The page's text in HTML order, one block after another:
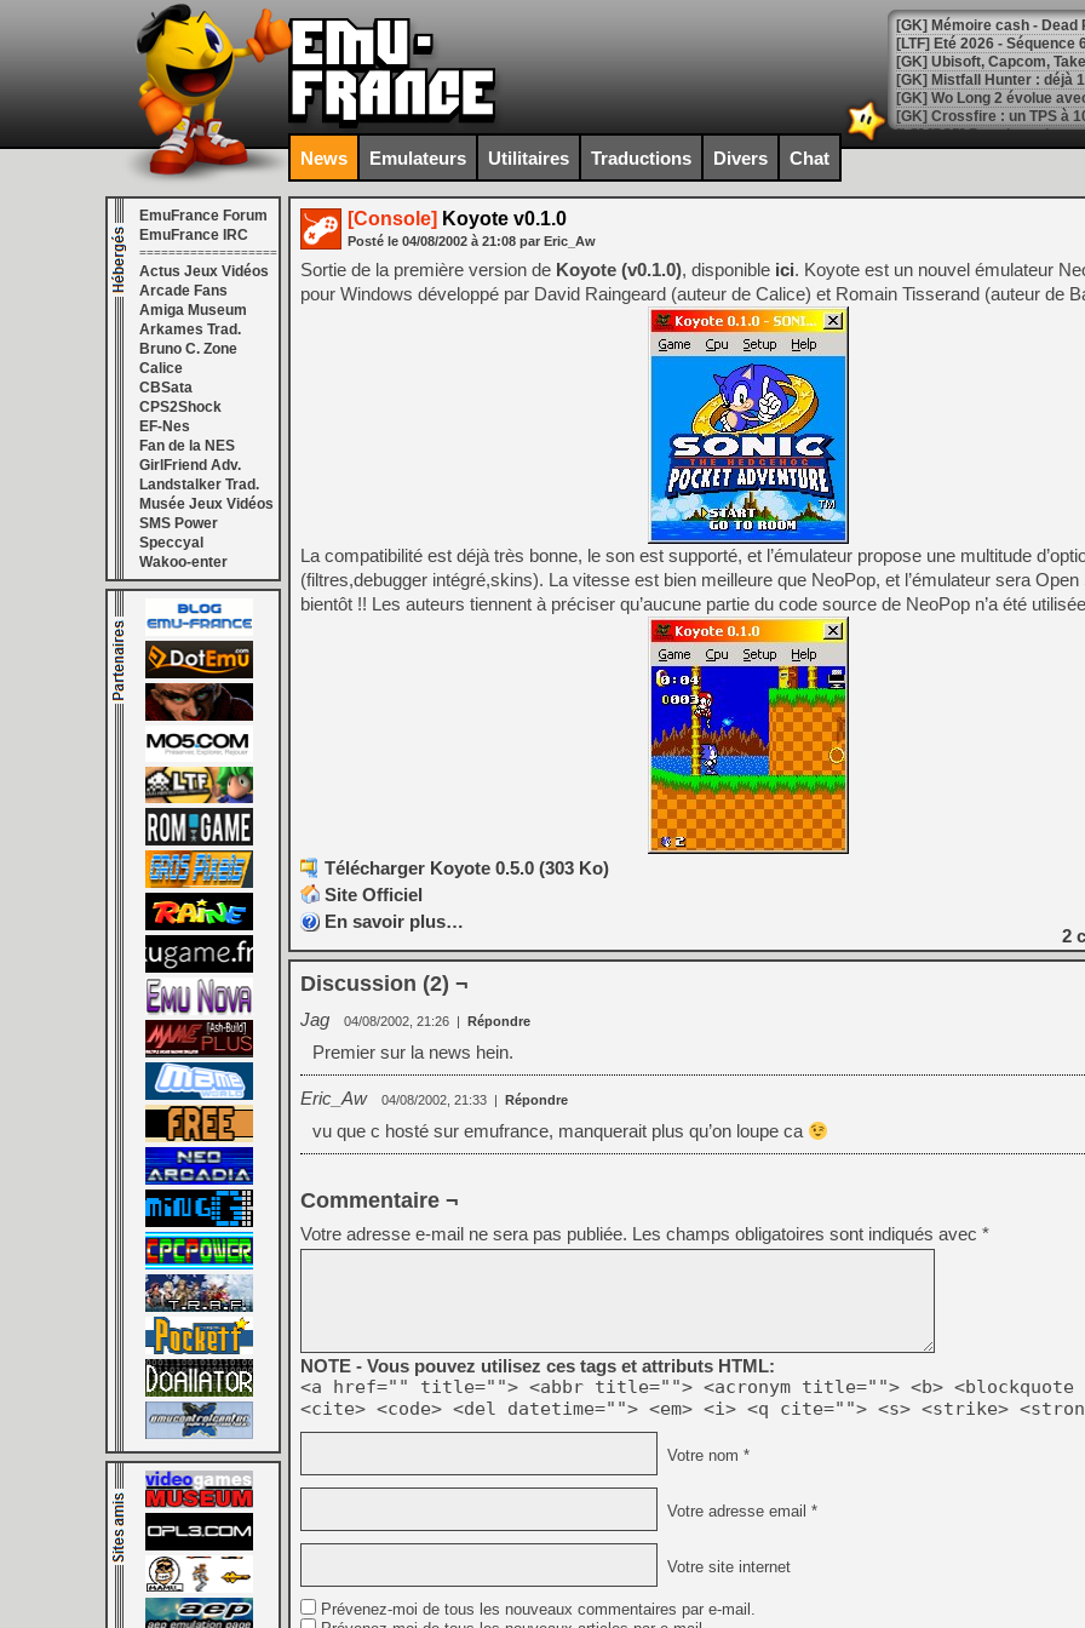
[LTF] Eté 2026 - Séquence
[GK] Mistfall Hunter : déjà
[GK] Wo Long 2 évolue
[GK] Crossfire : un TPS à
[LS] [PS5] Premiers
[Mo5] DOOM arrive en
[GK] Bethesda fête les 30
[GK] Roblox : l'action en
[GK] Agenda - GeForce
[LS] [PS5] ps5-y2jb-
[GK] Pourquoi Marvel
[GK] Test : Restory : Chill
[GK] GTA 6 : Rockstar
[GK] Hot Wheels Infinite
[GK] Mémoire cash -
[GK] Résultats Nintendo :
[GK] Déjà des
[Mo5] Brickboy cherche à
[GK] Minecraft et ses «
[GK] Beast of
[GK] Ubisoft : fin de partie
[GK] Mémoire cash -
[GK] Dan Houser (GTA)
[GK] Comment EA Sports
[GK] Crimson Moon : un
[GK] Isle of Reveries : le
[GK] Moonlighter 2 : The
[GK] Capcom relance
[GK] Guillermo del Toro
News Emulateurs Utilitaires Traductions Divers Chat
EmuFrance Forum
EmuFrance IRC
===================
Actus Jeux Vidéos
Arcade Fans
Amiga Museum
Arkames Trad.
Bruno C. Zone
Calice
CBSata
CPS2Shock
EF-Nes
Fan de la NES
GirlFriend Adv.
Landstalker Trad.
Musée Jeux Vidéos
SMS Power
Speccyal
Wakoo-enter
[Console] Koyote v0.1.0
Posté le 04/08/2002 à 21:08 par Eric_Aw
Sortie de la première version de Koyote (v0.1.0), disponible ici. Koyote est un nouvel émulateur
pour Windows développé par David Raingeard (auteur de Calice) et Romain Tisserand (auteur de
La compatibilité est déjà très bonne, le son est supporté, et l’émulateur propose une multitude
(filtres,debugger intégré,skins). La vitesse est bien meilleure que NeoPop, et l’émulateur sera
bientôt !! Les auteurs tiennent à préciser qu’aucune partie du code source de NeoPop n’a été
Télécharger Koyote 0.5.0 (303 Ko)
Site Officiel
En savoir plus…
2
Discussion (2) ¬
Jag 04/08/2002, 21:26 | Répondre
Premier sur la news hein.
Eric_Aw 04/08/2002, 21:33 | Répondre
vu que c hosté sur emufrance, manquerait plus qu’on loupe ca
Commentaire ¬
Votre adresse e-mail ne sera pas publiée. Les champs obligatoires sont indiqués avec *
NOTE - Vous pouvez utilisez ces tags et attributs HTML:
<a href="" title=""> <abbr title=""> <acronym title=""> <b> <blockquote
<cite> <code> <del datetime=""> <em> <i> <q cite=""> <s> <strike>
Votre nom *
Votre adresse email *
Votre site internet
Prévenez-moi de tous les nouveaux commentaires par e-mail.